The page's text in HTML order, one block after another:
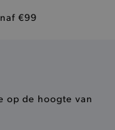
€99
op de hoogte van
maar